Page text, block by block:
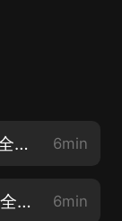
001 說楔子敷陳大義 借名流隱括全文1 6min
002 說楔子敷陳大義 借名流隱括全文2 6min